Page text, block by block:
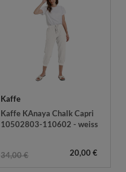
Kaffe
Kaffe KAnaya Chalk Capri
10502803-110602 - weiss
34,00 € 20,00 €